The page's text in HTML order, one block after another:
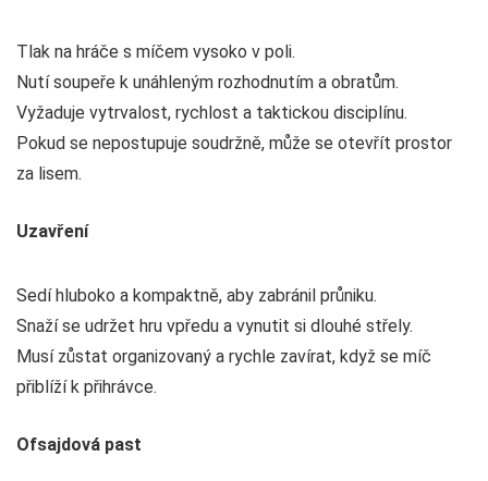
Tlak na hráče s míčem vysoko v poli.
Nutí soupeře k unáhleným rozhodnutím a obratům.
Vyžaduje vytrvalost, rychlost a taktickou disciplínu.
Pokud se nepostupuje soudržně, může se otevřít prostor
za lisem.
Uzavření
Sedí hluboko a kompaktně, aby zabránil průniku.
Snaží se udržet hru vpředu a vynutit si dlouhé střely.
Musí zůstat organizovaný a rychle zavírat, když se míč
přiblíží k přihrávce.
Ofsajdová past